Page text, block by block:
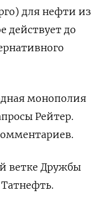
для нефти из
действует до
монополия
Рейтер.
ветке Дружбы